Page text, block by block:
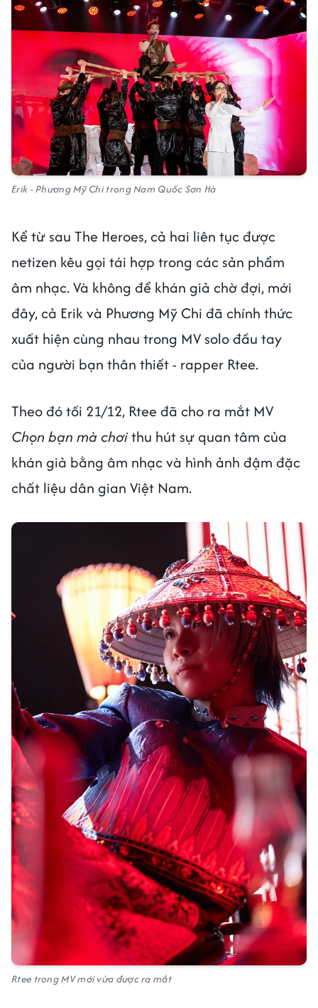
Erik - Phương Mỹ Chi trong Nam Quốc Sơn Hà
Kể từ sau The Heroes, cả hai liên tục được
netizen kêu gọi tái hợp trong các sản phẩm
âm nhạc. Và không để khán giả chờ đợi, mới
đây, cả Erik và Phương Mỹ Chi đã chính thức
xuất hiện cùng nhau trong MV solo đầu tay
của người bạn thân thiết - rapper Rtee.
Theo đó tối 21/12, Rtee đã cho ra mắt MV
Chọn bạn mà chơithu hút sự quan tâm của
khán giả bằng âm nhạc và hình ảnh đậm đặc
chất liệu dân gian Việt Nam.
Rtee trong MV mới vừa được ra mắt